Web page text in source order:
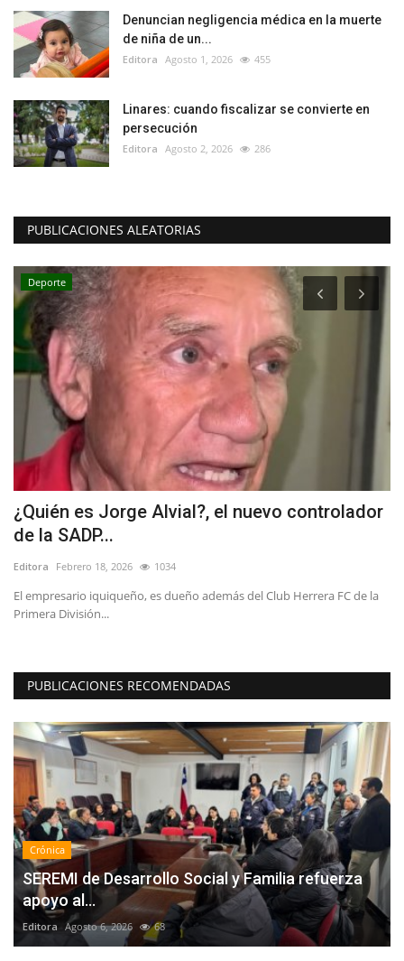
Denuncian negligencia médica en la muerte
de niña de un...
Editora Agosto 1, 2026 455
Linares: cuando fiscalizar se convierte en
persecución
Editora Agosto 2, 2026 286
PUBLICACIONES ALEATORIAS
Deporte
¿Quién es Jorge Alvial?, el nuevo controlador
de la SADP...
Editora Febrero 18, 2026 1034
El empresario iquiqueño, es dueño además del Club Herrera FC de la
Primera División...
PUBLICACIONES RECOMENDADAS
Crónica
SEREMI de Desarrollo Social y Familia refuerza
apoyo al...
Editora Agosto 6, 2026 68